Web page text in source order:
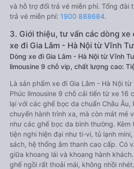
và hỗ trợ đổi trả vé miễn phí. Tổng đài
trả vé miễn phí: 1900 888684.
3. Giới thiệu, tư vấn các dòng
xe đi Gia Lâm - Hà Nội từ Vĩnh
Dòng xe đi Gia Lâm - Hà Nội từ Vĩnh
limousine 9 chỗ vip, chất lượng cao:
Là sản phẩm xe đi Gia Lâm - Hà Nội
Phúc limousine 9 chỗ cải tiến từ xe 16
lại với các ghế bọc da chuẩn Châu Âu,
chuyến hành trình xa, mà còn mát mẻ
như các ghế bọc da bình thường. Kèm
tiện nghi hiện đại như ti-vi, tủ lạnh
sách, hệ thống âm thanh cao cấp. Có
giữa khoang lái và khoang hành
ghế ngồi rất thoải mái, không nhồi